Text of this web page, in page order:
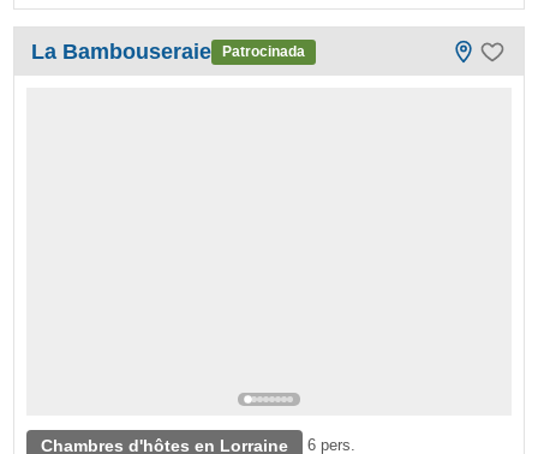
La Bambouseraie Patrocinada
Chambres d'hôtes en Lorraine 6 pers.